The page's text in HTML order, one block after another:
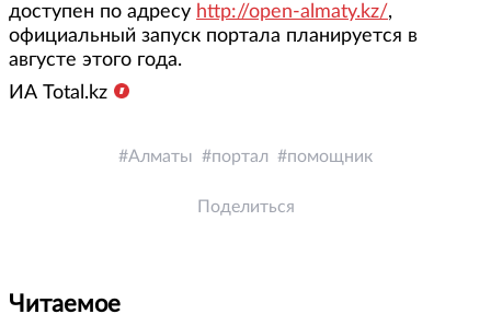
доступен по адресу http://open-almaty.kz/,
официальный запуск портала планируется в
августе этого года.
ИА Total.kz
Алматы портал помощник
Поделиться
Читаемое